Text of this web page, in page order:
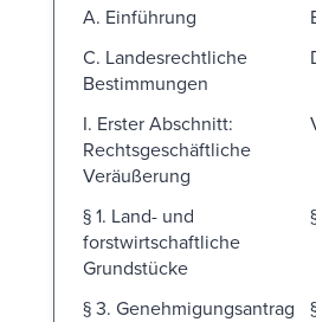
A. Einführung
C. Landesrechtliche
Bestimmungen
I. Erster Abschnitt:
Rechtsgeschäftliche
Veräußerung
§ 1. Land- und
forstwirtschaftliche
Grundstücke
§ 3. Genehmigungsantrag